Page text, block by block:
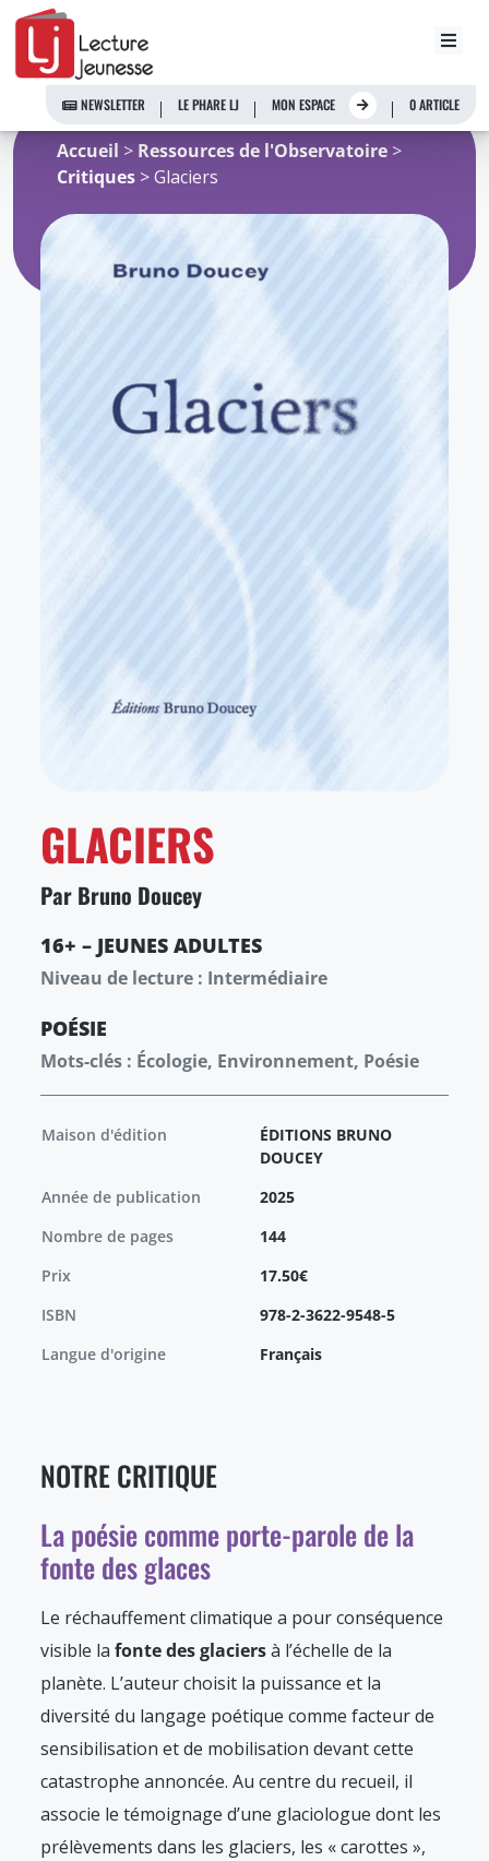
Aller
contenu
NEWSLETTER LE PHARE LJ MON ESPACE 0 ARTICLE
Accueil > Ressources de l'Observatoire >
Critiques > Glaciers
GLACIERS
Par Bruno Doucey
16+ – JEUNES ADULTES
Niveau de lecture : Intermédiaire
POÉSIE
Mots-clés : Écologie, Environnement, Poésie
Maison d'édition
ÉDITIONS BRUNO
DOUCEY
Année de publication
2025
Nombre de pages
144
Prix
17.50€
ISBN
978-2-3622-9548-5
Langue d'origine
Français
NOTRE CRITIQUE
La poésie comme porte-parole de la
fonte des glaces
Le réchauffement climatique a pour conséquence
visible la fonte des glaciersà l’échelle de la
planète. L’auteur choisit la puissance et la
diversité du langage poétique comme facteur de
sensibilisation et de mobilisation devant cette
catastrophe annoncée. Au centre du recueil, il
associe le témoignage d’une glaciologue dont les
prélèvements dans les glaciers, les « carottes »,